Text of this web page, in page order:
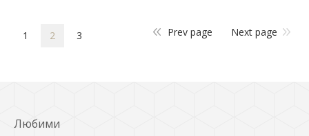
1 2 3 Prev page Next page
Любими